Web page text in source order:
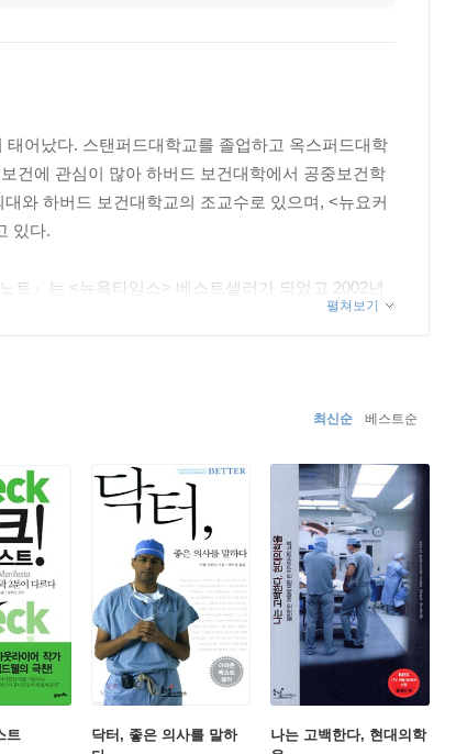
어났다. 스탠퍼드대학교를 졸업하고 옥스퍼드대학
건에 관심이 많아 하버드 보건대학에서 공중보건학
와 하버드 보건대학교의 조교수로 있으며, <뉴요커
있다.
트』는 <뉴욕타임스> 베스트셀러가 되었고 2002년
선정 ‘올해의 책’에 선정된 바 있다. 『닥터, 좋은 의
가 선정한 ‘세계적인 사상가 50인’에 선정되었다.
펼쳐보기
최신순 베스트순
트
닥터, 좋은 의사를 말하
나는 고백한다, 현대의학